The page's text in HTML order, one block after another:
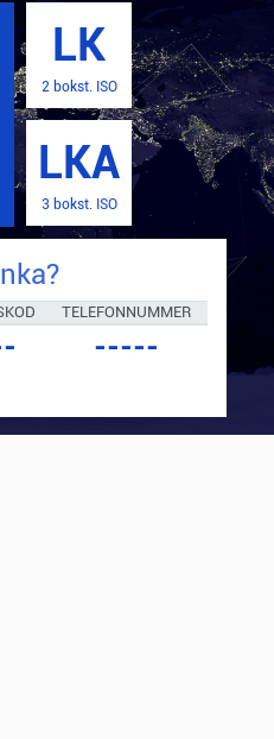
LK
2 bokst. ISO
LKA
3 bokst. ISO
?
TELEFONNUMMER
-----